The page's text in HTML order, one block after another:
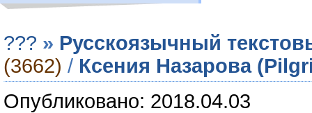
??? » Русскоязычный
(3662) / Ксения Назарова
Опубликовано: 2018.04.03